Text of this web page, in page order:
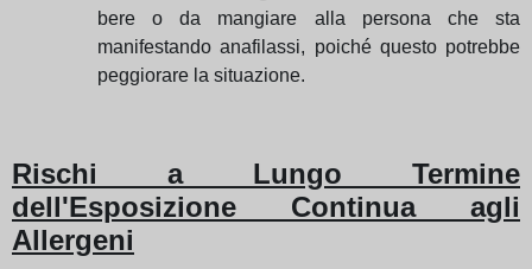
bere o da mangiare alla persona che sta
manifestando anafilassi, poiché questo potrebbe
peggiorare la situazione.
Rischi a Lungo Termine
dell'Esposizione Continua agli
Allergeni